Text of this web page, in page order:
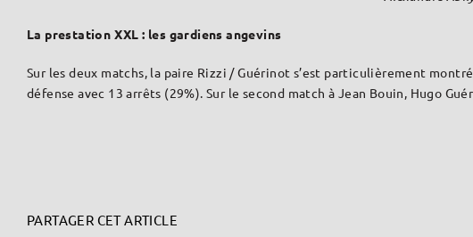
La prestation XXL : les gardiens angevins
Sur les deux matchs, la paire Rizzi / Guérinot s’est particulièrement
défense avec 13 arrêts (29%). Sur le second match à Jean Bouin, Hugo
PARTAGER CET ARTICLE